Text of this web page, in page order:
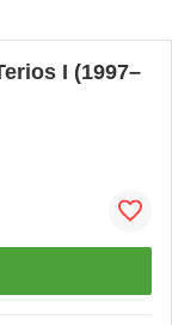
I (1997–